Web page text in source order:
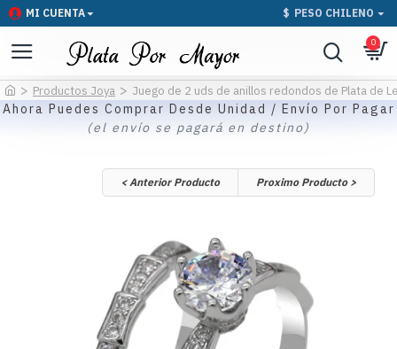
MI CUENTA $ PESO CHILENO
0
Productos Joya Juego de 2 uds de anillos redondos de Plata de
Ahora Puedes Comprar Desde Unidad / Envío Por Pagar
(el envío se pagará en destino)
< Anterior Producto Proximo Producto >